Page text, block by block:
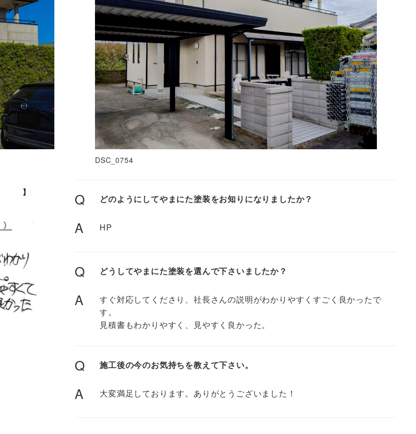
DSC_0754
Q どのようにしてやまにた塗装をお知りになりましたか？
A HP
Q どうしてやまにた塗装を選んで下さいましたか？
A
すぐ対応してくださり、社長さんの説明がわかりやすくすごく良かったで
す。
見積書もわかりやすく、見やすく良かった。
Q 施工後の今のお気持ちを教えて下さい。
A 大変満足しております。ありがとうございました！